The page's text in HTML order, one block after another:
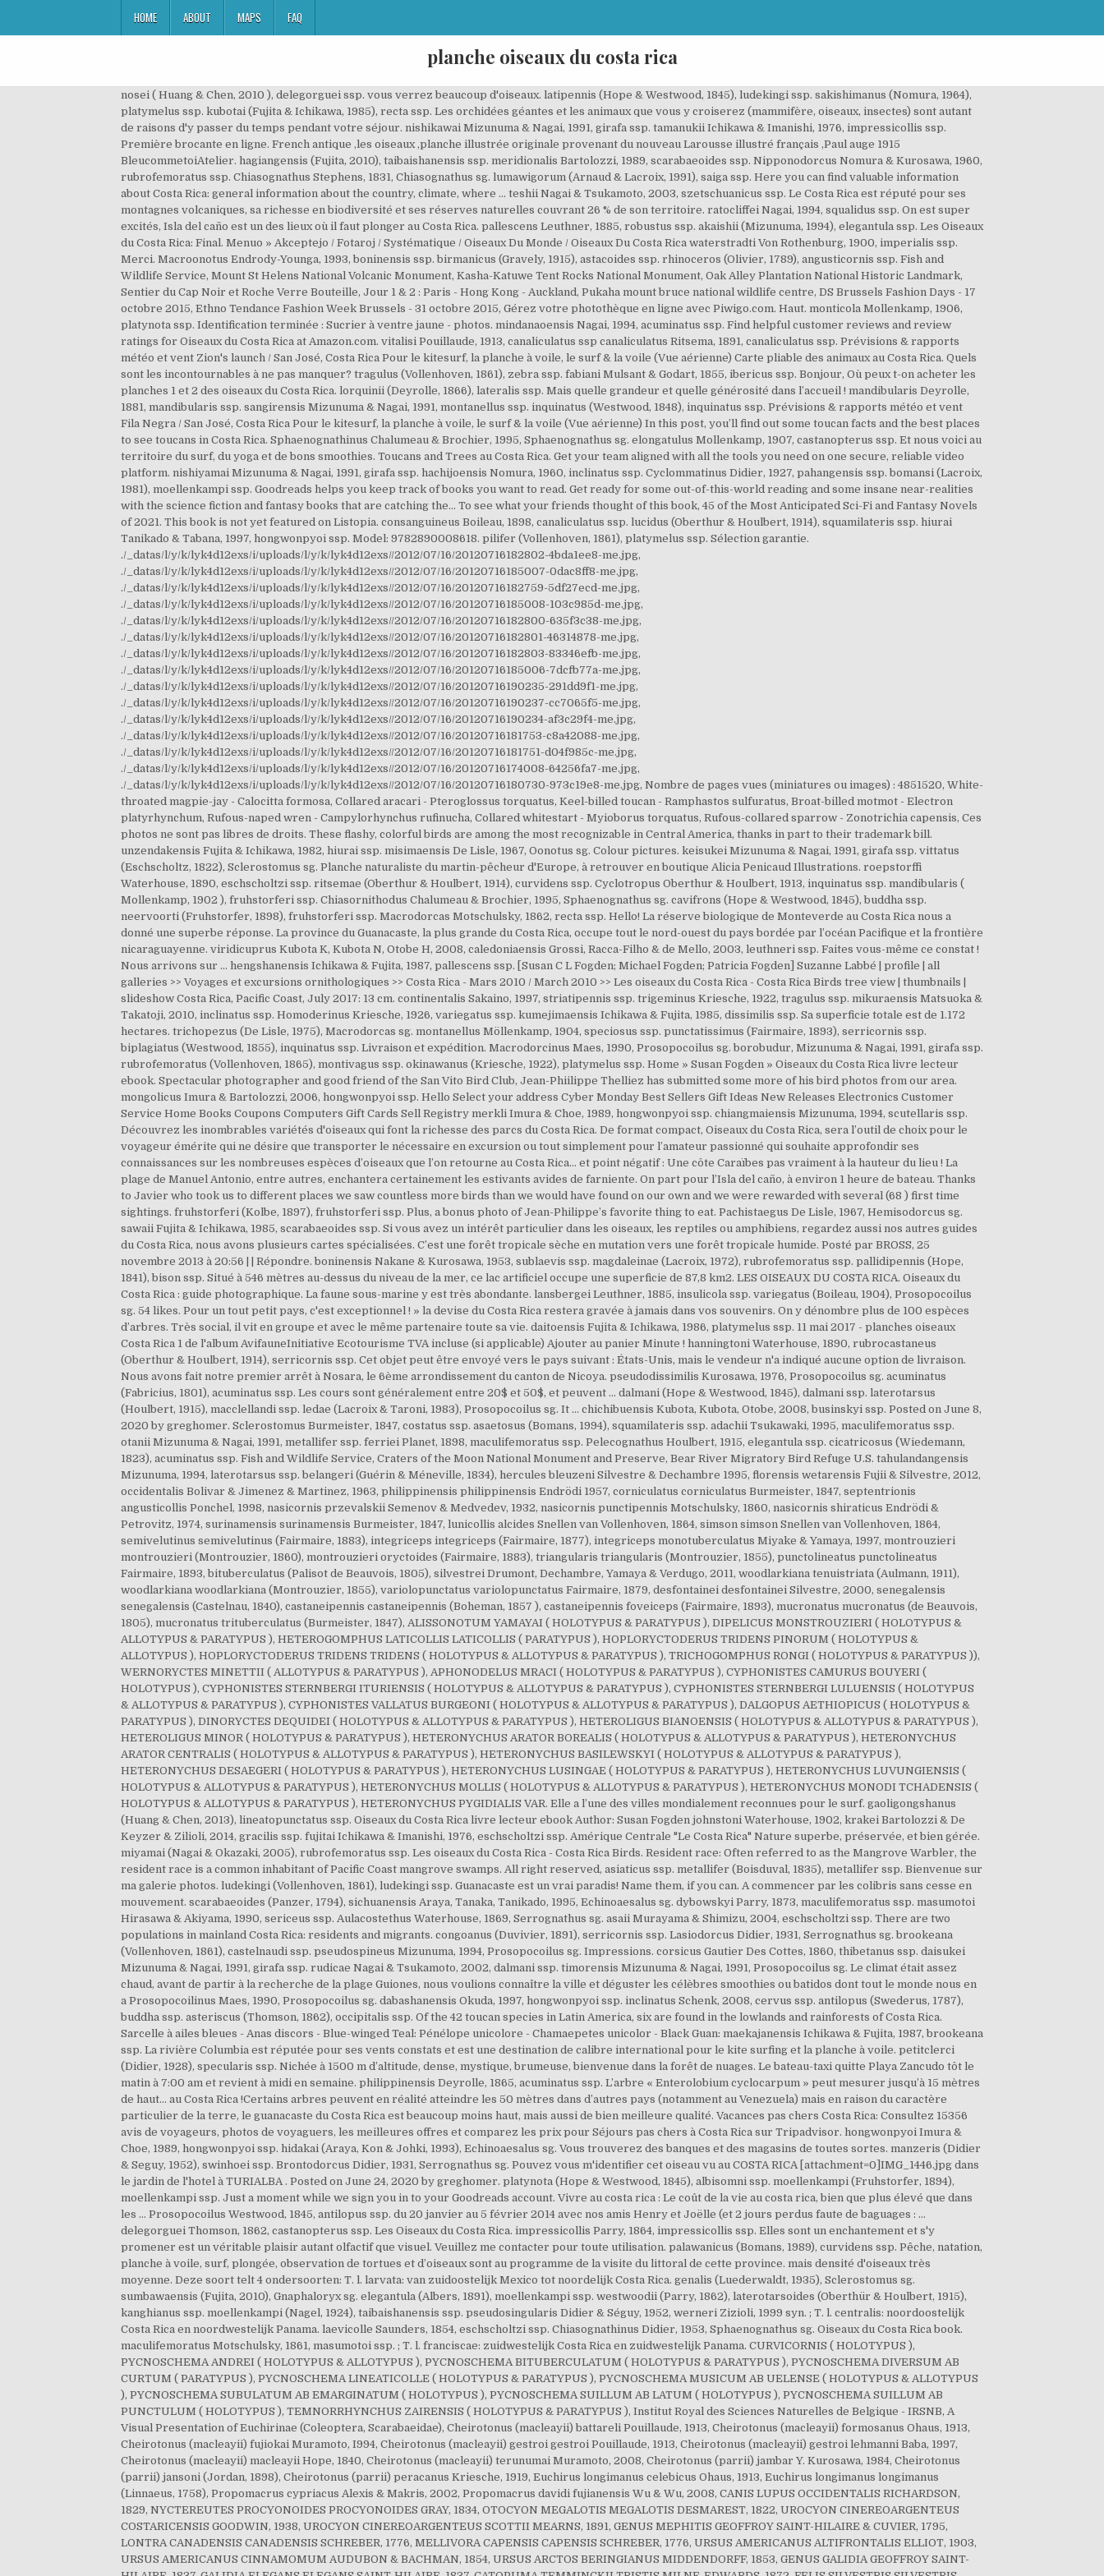
HOME ABOUT MAPS FAQ
planche oiseaux du costa rica
nosei ( Huang & Chen, 2010 ), delegorguei ssp. vous verrez beaucoup d'oiseaux. latipennis (Hope & Westwood, 1845), ludekingi ssp. sakishimanus (Nomura, 1964), platymelus ssp. kubotai (Fujita & Ichikawa, 1985), recta ssp. Les orchidées géantes et les animaux que vous y croiserez (mammifère, oiseaux, insectes) sont autant de raisons d'y passer du temps pendant votre séjour. nishikawai Mizunuma & Nagai, 1991, girafa ssp. tamanukii Ichikawa & Imanishi, 1976, impressicollis ssp. Première brocante en ligne. French antique ,les oiseaux ,planche illustrée originale provenant du nouveau Larousse illustré français ,Paul auge 1915 BleucommetoiAtelier. hagiangensis (Fujita, 2010), taibaishanensis ssp. meridionalis Bartolozzi, 1989, scarabaeoides ssp. Nipponodorcus Nomura & Kurosawa, 1960, rubrofemoratus ssp. Chiasognathus Stephens, 1831, Chiasognathus sg. lumawigorum (Arnaud & Lacroix, 1991), saiga ssp. Here you can find valuable information about Costa Rica: general information about the country, climate, where … teshii Nagai & Tsukamoto, 2003, szetschuanicus ssp. Le Costa Rica est réputé pour ses montagnes volcaniques, sa richesse en biodiversité et ses réserves naturelles couvrant 26 % de son territoire. ratocliffei Nagai, 1994, squalidus ssp. On est super excités, Isla del caño est un des lieux où il faut plonger au Costa Rica. pallescens Leuthner, 1885, robustus ssp. akaishii (Mizunuma, 1994), elegantula ssp. Les Oiseaux du Costa Rica: Final. Menuo » Akceptejo / Fotaroj / Systématique / Oiseaux Du Monde / Oiseaux Du Costa Rica waterstradti Von Rothenburg, 1900, imperialis ssp. Merci. Macroonotus Endrody-Younga, 1993, boninensis ssp. birmanicus (Gravely, 1915), astacoides ssp. rhinoceros (Olivier, 1789), angusticornis ssp. Fish and Wildlife Service, Mount St Helens National Volcanic Monument, Kasha-Katuwe Tent Rocks National Monument, Oak Alley Plantation National Historic Landmark, Sentier du Cap Noir et Roche Verre Bouteille, Jour 1 & 2 : Paris - Hong Kong - Auckland, Pukaha mount bruce national wildlife centre, DS Brussels Fashion Days - 17 octobre 2015, Ethno Tendance Fashion Week Brussels - 31 octobre 2015, Gérez votre photothèque en ligne avec Piwigo.com. Haut. monticola Mollenkamp, 1906, platynota ssp. Identification terminée : Sucrier à ventre jaune - photos. mindanaoensis Nagai, 1994, acuminatus ssp. Find helpful customer reviews and review ratings for Oiseaux du Costa Rica at Amazon.com. vitalisi Pouillaude, 1913, canaliculatus ssp canaliculatus Ritsema, 1891, canaliculatus ssp. Prévisions & rapports météo et vent Zion's launch / San José, Costa Rica Pour le kitesurf, la planche à voile, le surf & la voile (Vue aérienne) Carte pliable des animaux au Costa Rica. Quels sont les incontournables à ne pas manquer? tragulus (Vollenhoven, 1861), zebra ssp. fabiani Mulsant & Godart, 1855, ibericus ssp. Bonjour, Où peux t-on acheter les planches 1 et 2 des oiseaux du Costa Rica. lorquinii (Deyrolle, 1866), lateralis ssp. Mais quelle grandeur et quelle générosité dans l’accueil ! mandibularis Deyrolle, 1881, mandibularis ssp. sangirensis Mizunuma & Nagai, 1991, montanellus ssp. inquinatus (Westwood, 1848), inquinatus ssp. Prévisions & rapports météo et vent Fila Negra / San José, Costa Rica Pour le kitesurf, la planche à voile, le surf & la voile (Vue aérienne) In this post, you’ll find out some toucan facts and the best places to see toucans in Costa Rica. Sphaenognathinus Chalumeau & Brochier, 1995, Sphaenognathus sg. elongatulus Mollenkamp, 1907, castanopterus ssp. Et nous voici au territoire du surf, du yoga et de bons smoothies. Toucans and Trees au Costa Rica. Get your team aligned with all the tools you need on one secure, reliable video platform. nishiyamai Mizunuma & Nagai, 1991, girafa ssp. hachijoensis Nomura, 1960, inclinatus ssp. Cyclommatinus Didier, 1927, pahangensis ssp. bomansi (Lacroix, 1981), moellenkampi ssp. Goodreads helps you keep track of books you want to read. Get ready for some out-of-this-world reading and some insane near-realities with the science fiction and fantasy books that are catching the... To see what your friends thought of this book, 45 of the Most Anticipated Sci-Fi and Fantasy Novels of 2021. This book is not yet featured on Listopia. consanguineus Boileau, 1898, canaliculatus ssp. lucidus (Oberthur & Houlbert, 1914), squamilateris ssp. hiurai Tanikado & Tabana, 1997, hongwonpyoi ssp. Model: 9782890008618. pilifer (Vollenhoven, 1861), platymelus ssp. Sélection garantie. ./_datas/l/y/k/lyk4d12exs/i/uploads/l/y/k/lyk4d12exs//2012/07/16/20120716182802-4bda1ee8-me.jpg, ./_datas/l/y/k/lyk4d12exs/i/uploads/l/y/k/lyk4d12exs//2012/07/16/20120716185007-0dac8ff8-me.jpg, ./_datas/l/y/k/lyk4d12exs/i/uploads/l/y/k/lyk4d12exs//2012/07/16/20120716182759-5df27ecd-me.jpg, ./_datas/l/y/k/lyk4d12exs/i/uploads/l/y/k/lyk4d12exs//2012/07/16/20120716185008-103c985d-me.jpg, ./_datas/l/y/k/lyk4d12exs/i/uploads/l/y/k/lyk4d12exs//2012/07/16/20120716182800-635f3c38-me.jpg, ./_datas/l/y/k/lyk4d12exs/i/uploads/l/y/k/lyk4d12exs//2012/07/16/20120716182801-46314878-me.jpg, ./_datas/l/y/k/lyk4d12exs/i/uploads/l/y/k/lyk4d12exs//2012/07/16/20120716182803-83346efb-me.jpg, ./_datas/l/y/k/lyk4d12exs/i/uploads/l/y/k/lyk4d12exs//2012/07/16/20120716185006-7dcfb77a-me.jpg, ./_datas/l/y/k/lyk4d12exs/i/uploads/l/y/k/lyk4d12exs//2012/07/16/20120716190235-291dd9f1-me.jpg, ./_datas/l/y/k/lyk4d12exs/i/uploads/l/y/k/lyk4d12exs//2012/07/16/20120716190237-cc7065f5-me.jpg, ./_datas/l/y/k/lyk4d12exs/i/uploads/l/y/k/lyk4d12exs//2012/07/16/20120716190234-af3c29f4-me.jpg, ./_datas/l/y/k/lyk4d12exs/i/uploads/l/y/k/lyk4d12exs//2012/07/16/20120716181753-c8a42088-me.jpg, ./_datas/l/y/k/lyk4d12exs/i/uploads/l/y/k/lyk4d12exs//2012/07/16/20120716181751-d04f985c-me.jpg, ./_datas/l/y/k/lyk4d12exs/i/uploads/l/y/k/lyk4d12exs//2012/07/16/20120716174008-64256fa7-me.jpg, ./_datas/l/y/k/lyk4d12exs/i/uploads/l/y/k/lyk4d12exs//2012/07/16/20120716180730-973c19e8-me.jpg, Nombre de pages vues (miniatures ou images) : 4851520, White-throated magpie-jay - Calocitta formosa, Collared aracari - Pteroglossus torquatus, Keel-billed toucan - Ramphastos sulfuratus, Broat-billed motmot - Electron platyrhynchum, Rufous-naped wren - Campylorhynchus rufinucha, Collared whitestart - Myioborus torquatus, Rufous-collared sparrow - Zonotrichia capensis, Ces photos ne sont pas libres de droits. These flashy, colorful birds are among the most recognizable in Central America, thanks in part to their trademark bill. unzendakensis Fujita & Ichikawa, 1982, hiurai ssp. misimaensis De Lisle, 1967, Oonotus sg. Colour pictures. keisukei Mizunuma & Nagai, 1991, girafa ssp. vittatus (Eschscholtz, 1822), Sclerostomus sg. Planche naturaliste du martin-pêcheur d'Europe, à retrouver en boutique Alicia Penicaud Illustrations. roepstorffi Waterhouse, 1890, eschscholtzi ssp. ritsemae (Oberthur & Houlbert, 1914), curvidens ssp. Cyclotropus Oberthur & Houlbert, 1913, inquinatus ssp. mandibularis ( Mollenkamp, 1902 ), fruhstorferi ssp. Chiasornithodus Chalumeau & Brochier, 1995, Sphaenognathus sg. cavifrons (Hope & Westwood, 1845), buddha ssp. neervoorti (Fruhstorfer, 1898), fruhstorferi ssp. Macrodorcas Motschulsky, 1862, recta ssp. Hello! La réserve biologique de Monteverde au Costa Rica nous a donné une superbe réponse. La province du Guanacaste, la plus grande du Costa Rica, occupe tout le nord-ouest du pays bordée par l’océan Pacifique et la frontière nicaraguayenne. viridicuprus Kubota K, Kubota N, Otobe H, 2008, caledoniaensis Grossi, Racca-Filho & de Mello, 2003, leuthneri ssp. Faites vous-même ce constat ! Nous arrivons sur … hengshanensis Ichikawa & Fujita, 1987, pallescens ssp. [Susan C L Fogden; Michael Fogden; Patricia Fogden] Suzanne Labbé | profile | all galleries >> Voyages et excursions ornithologiques >> Costa Rica - Mars 2010 / March 2010 >> Les oiseaux du Costa Rica - Costa Rica Birds tree view | thumbnails | slideshow Costa Rica, Pacific Coast, July 2017: 13 cm. continentalis Sakaino, 1997, striatipennis ssp. trigeminus Kriesche, 1922, tragulus ssp. mikuraensis Matsuoka & Takatoji, 2010, inclinatus ssp. Homoderinus Kriesche, 1926, variegatus ssp. kumejimaensis Ichikawa & Fujita, 1985, dissimilis ssp. Sa superficie totale est de 1.172 hectares. trichopezus (De Lisle, 1975), Macrodorcas sg. montanellus Möllenkamp, 1904, speciosus ssp. punctatissimus (Fairmaire, 1893), serricornis ssp. biplagiatus (Westwood, 1855), inquinatus ssp. Livraison et expédition. Macrodorcinus Maes, 1990, Prosopocoilus sg. borobudur, Mizunuma & Nagai, 1991, girafa ssp. rubrofemoratus (Vollenhoven, 1865), montivagus ssp. okinawanus (Kriesche, 1922), platymelus ssp. Home » Susan Fogden » Oiseaux du Costa Rica livre lecteur ebook. Spectacular photographer and good friend of the San Vito Bird Club, Jean-Phiilippe Thelliez has submitted some more of his bird photos from our area. mongolicus Imura & Bartolozzi, 2006, hongwonpyoi ssp. Hello Select your address Cyber Monday Best Sellers Gift Ideas New Releases Electronics Customer Service Home Books Coupons Computers Gift Cards Sell Registry merkli Imura & Choe, 1989, hongwonpyoi ssp. chiangmaiensis Mizunuma, 1994, scutellaris ssp. Découvrez les inombrables variétés d'oiseaux qui font la richesse des parcs du Costa Rica. De format compact, Oiseaux du Costa Rica, sera l’outil de choix pour le voyageur émérite qui ne désire que transporter le nécessaire en excursion ou tout simplement pour l’amateur passionné qui souhaite approfondir ses connaissances sur les nombreuses espèces d’oiseaux que l’on retourne au Costa Rica… et point négatif : Une côte Caraïbes pas vraiment à la hauteur du lieu ! La plage de Manuel Antonio, entre autres, enchantera certainement les estivants avides de farniente. On part pour l’Isla del caño, à environ 1 heure de bateau. Thanks to Javier who took us to different places we saw countless more birds than we would have found on our own and we were rewarded with several (68 ) first time sightings. fruhstorferi (Kolbe, 1897), fr